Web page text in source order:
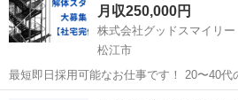
月収250,000円
株式会社グッドスマイリー
松江市
最短即日採用可能なお仕事です！ 20〜40代
の応募の際、TEL面接可能！ 髪色自由！家族での入寮相談可能🏠‼️